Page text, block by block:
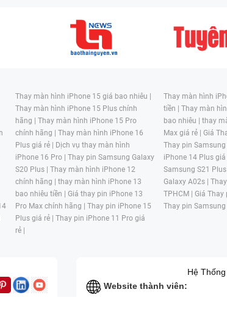
Thay màn hình iPhone 15 giá bao nhiêu |
Thay màn hình iPhone 15 Plus chính
hãng | Thay màn hình iPhone 15 Pro
chính hãng | Thay màn hình iPhone 16
Plus giá rẻ | Dịch vụ thay màn hình
iPhone 16 Pro | Thay pin Samsung Galaxy
S20 Plus | Thay màn hình iPhone 12
chính hãng | thay màn hình iPhone 13
bao nhiêu tiền | Giá thay pin iPhone 13
Pro Max chính hãng | Thay pin iPhone 15
Plus giá rẻ | Thay pin iPhone 11 Pro giá
rẻ |
Thay màn hình
tiền | Thay màn
bao nhiêu | thay
Max giá rẻ | Giá
Thay pin Samsung
iPhone 14 Plus giá
Samsung S21 Plus
Galaxy A02s |
TPHCM | Giá Thay
Thay pin
Website thành viên:
Hệ